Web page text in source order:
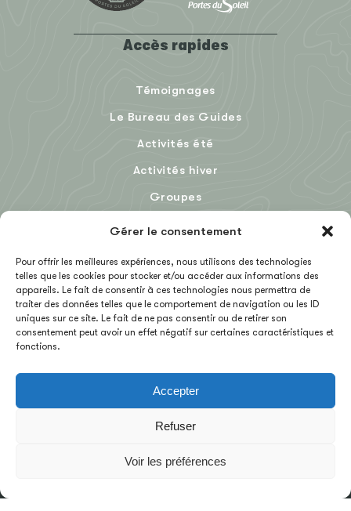
Gérer le consentement
Pour offrir les meilleures expériences, nous utilisons des technologies
telles que les cookies pour stocker et/ou accéder aux informations des
appareils. Le fait de consentir à ces technologies nous permettra de
traiter des données telles que le comportement de navigation ou les ID
uniques sur ce site. Le fait de ne pas consentir ou de retirer son
consentement peut avoir un effet négatif sur certaines caractéristiques et
fonctions.
Accepter
Refuser
Voir les préférences
Accès rapides
Témoignages
Le Bureau des Guides
Activités été
Activités hiver
Groupes
EN
MENTIONS LÉGALES
CGV
NOUS CONTACTER